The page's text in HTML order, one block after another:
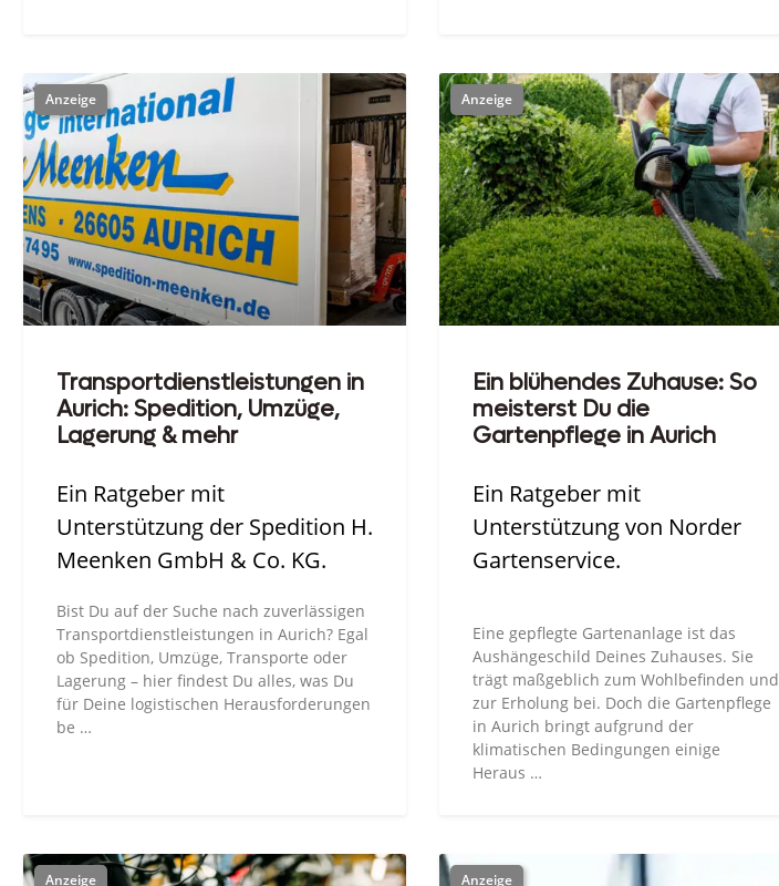
Transportdienstleistungen in
Aurich: Spedition, Umzüge,
Lagerung & mehr
Ein Ratgeber mit
Unterstützung der Spedition H.
Meenken GmbH & Co. KG.
Bist Du auf der Suche nach zuverlässigen
Transportdienstleistungen in Aurich? Egal
ob Spedition, Umzüge, Transporte oder
Lagerung – hier findest Du alles, was Du
für Deine logistischen Herausforderungen
be …
Ein blühendes Zuhause: So
meisterst Du die
Gartenpflege in Aurich
Ein Ratgeber mit
Unterstützung von Norder
Gartenservice.
Eine gepflegte Gartenanlage ist das
Aushängeschild Deines Zuhauses. Sie
trägt maßgeblich zum Wohlbefinden und
zur Erholung bei. Doch die Gartenpflege
in Aurich bringt aufgrund der
klimatischen Bedingungen einige
Heraus …